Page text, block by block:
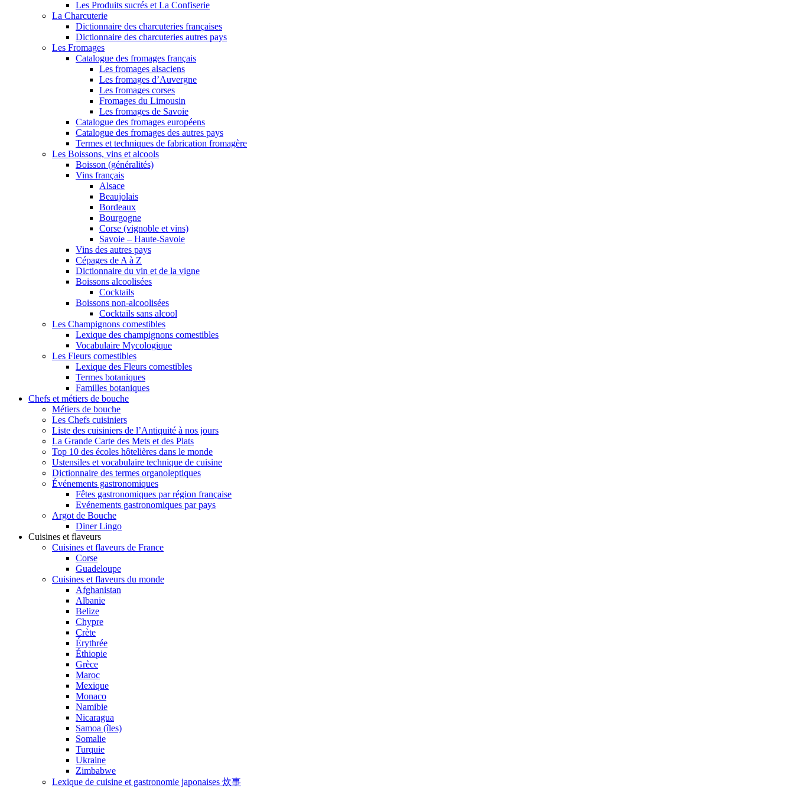
Les Produits sucrés et La Confiserie
La Charcuterie
Dictionnaire des charcuteries françaises
Dictionnaire des charcuteries autres pays
Les Fromages
Catalogue des fromages français
Les fromages alsaciens
Les fromages d’Auvergne
Les fromages corses
Fromages du Limousin
Les fromages de Savoie
Catalogue des fromages européens
Catalogue des fromages des autres pays
Termes et techniques de fabrication fromagère
Les Boissons, vins et alcools
Boisson (généralités)
Vins français
Alsace
Beaujolais
Bordeaux
Bourgogne
Corse (vignoble et vins)
Savoie – Haute-Savoie
Vins des autres pays
Cépages de A à Z
Dictionnaire du vin et de la vigne
Boissons alcoolisées
Cocktails
Boissons non-alcoolisées
Cocktails sans alcool
Les Champignons comestibles
Lexique des champignons comestibles
Vocabulaire Mycologique
Les Fleurs comestibles
Lexique des Fleurs comestibles
Termes botaniques
Familles botaniques
Chefs et métiers de bouche
Métiers de bouche
Les Chefs cuisiniers
Liste des cuisiniers de l’Antiquité à nos jours
La Grande Carte des Mets et des Plats
Top 10 des écoles hôtelières dans le monde
Ustensiles et vocabulaire technique de cuisine
Dictionnaire des termes organoleptiques
Événements gastronomiques
Fêtes gastronomiques par région française
Evénements gastronomiques par pays
Argot de Bouche
Diner Lingo
Cuisines et flaveurs
Cuisines et flaveurs de France
Corse
Guadeloupe
Cuisines et flaveurs du monde
Afghanistan
Albanie
Belize
Chypre
Crète
Érythrée
Éthiopie
Grèce
Maroc
Mexique
Monaco
Namibie
Nicaragua
Samoa (îles)
Somalie
Turquie
Ukraine
Zimbabwe
Lexique de cuisine et gastronomie japonaises 炊事